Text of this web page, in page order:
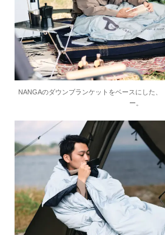
NANGAのダウンブランケットをベースにした、
ー。